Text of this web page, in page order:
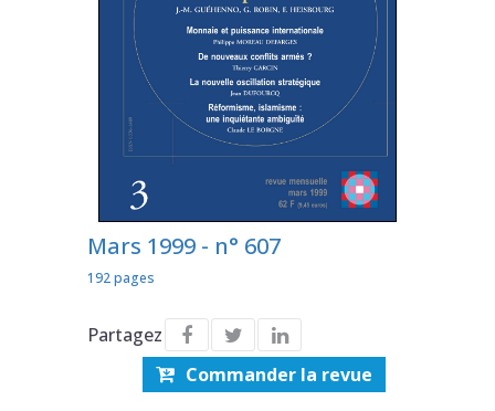
Mars 1999 - n° 607
192 pages
Partagez
Commander la revue